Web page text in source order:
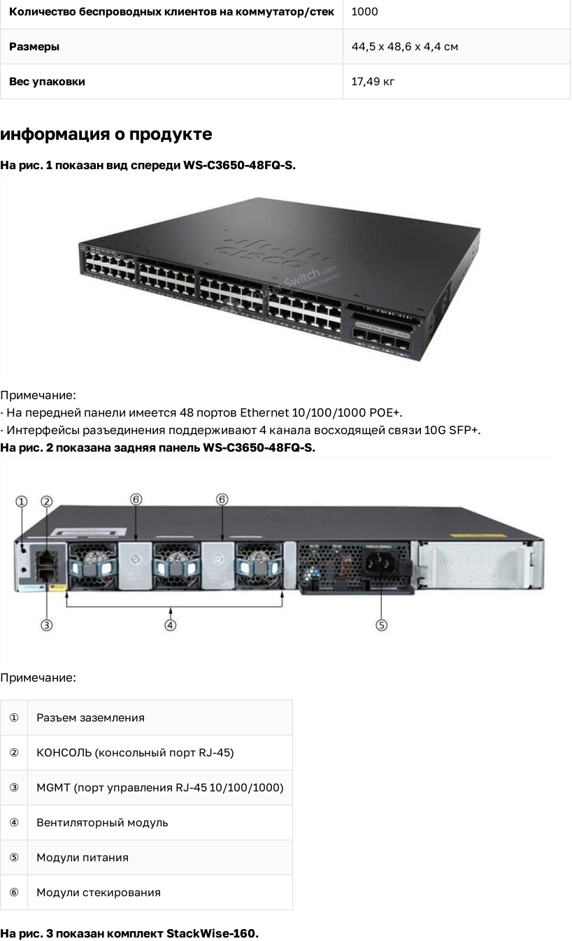
Количество беспроводных клиентов на коммутатор/стек 1000
Размеры 44,5 х 48,6 х 4,4 см
Вес упаковки 17,49 кг
информация о продукте
На рис. 1 показан вид спереди WS-C3650-48FQ-S.
Примечание:
· На передней панели имеется 48 портов Ethernet 10/100/1000 POE+.
· Интерфейсы разъединения поддерживают 4 канала восходящей связи 10G SFP+.
На рис. 2 показана задняя панель WS-C3650-48FQ-S.
Примечание:
① Разъем заземления
② КОНСОЛЬ (консольный порт RJ-45)
③ MGMT (порт управления RJ-45 10/100/1000)
④ Вентиляторный модуль
⑤ Модули питания
⑥ Модули стекирования
На рис. 3 показан комплект StackWise-160.